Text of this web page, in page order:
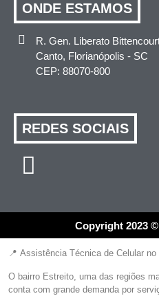
ONDE ESTAMOS
R. Gen. Liberato
Canto, Florianópolis - SC
CEP: 88070-800
REDES SOCIAIS
Copyright 2023
📍 Assistência Técnica de Celular
O bairro Estreito, uma das regiões
conta com grande demanda por